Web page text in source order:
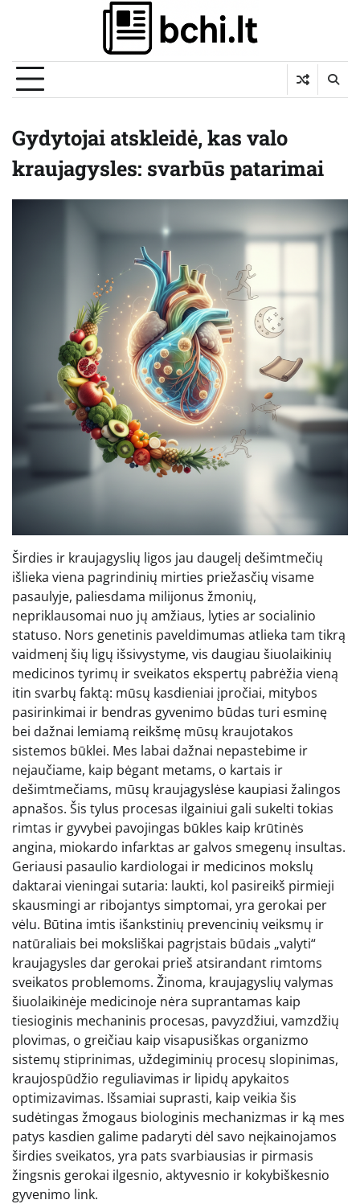
Gydytojai atskleidė, kas valo
kraujagysles: svarbūs patarimai
Širdies ir kraujagyslių ligos jau daugelį dešimtmečių
išlieka viena pagrindinių mirties priežasčių visame
pasaulyje, paliesdama milijonus žmonių,
nepriklausomai nuo jų amžiaus, lyties ar socialinio
statuso. Nors genetinis paveldimumas atlieka tam tikrą
vaidmenį šių ligų išsivystyme, vis daugiau šiuolaikinių
medicinos tyrimų ir sveikatos ekspertų pabrėžia vieną
itin svarbų faktą: mūsų kasdieniai įpročiai, mitybos
pasirinkimai ir bendras gyvenimo būdas turi esminę
bei dažnai lemiamą reikšmę mūsų kraujotakos
sistemos būklei. Mes labai dažnai nepastebime ir
nejaučiame, kaip bėgant metams, o kartais ir
dešimtmečiams, mūsų kraujagyslėse kaupiasi žalingos
apnašos. Šis tylus procesas ilgainiui gali sukelti tokias
rimtas ir gyvybei pavojingas būkles kaip krūtinės
angina, miokardo infarktas ar galvos smegenų insultas.
Geriausi pasaulio kardiologai ir medicinos mokslų
daktarai vieningai sutaria: laukti, kol pasireikš pirmieji
skausmingi ar ribojantys simptomai, yra gerokai per
vėlu. Būtina imtis išankstinių prevencinių veiksmų ir
natūraliais bei moksliškai pagrįstais būdais „valyti“
kraujagysles dar gerokai prieš atsirandant rimtoms
sveikatos problemoms. Žinoma, kraujagyslių valymas
šiuolaikinėje medicinoje nėra suprantamas kaip
tiesioginis mechaninis procesas, pavyzdžiui, vamzdžių
plovimas, o greičiau kaip visapusiškas organizmo
sistemų stiprinimas, uždegiminių procesų slopinimas,
kraujospūdžio reguliavimas ir lipidų apykaitos
optimizavimas. Išsamiai suprasti, kaip veikia šis
sudėtingas žmogaus biologinis mechanizmas ir ką mes
patys kasdien galime padaryti dėl savo neįkainojamos
širdies sveikatos, yra pats svarbiausias ir pirmasis
žingsnis gerokai ilgesnio, aktyvesnio ir kokybiškesnio
gyvenimo link.